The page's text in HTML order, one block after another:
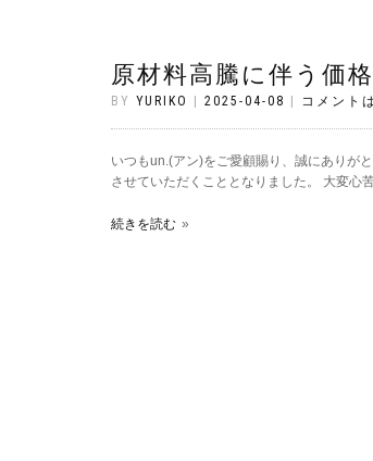
原材料高騰に伴う価
BY YURIKO 2025-04-08 コメント
いつもun.(アン)をご愛顧賜り、誠にありが
させていただくこととなりました。 大変心
続きを読む